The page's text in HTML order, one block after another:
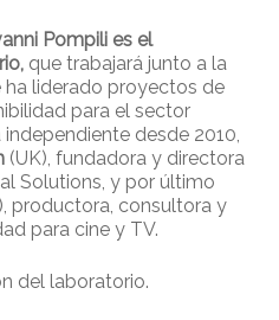
Pompili es el
que trabajará junto a la
ha liderado proyectos de
para el sector
desde 2010,
(UK), fundadora y directora
Solutions, y por último
productora, consultora y
para cine y TV.
del laboratorio.